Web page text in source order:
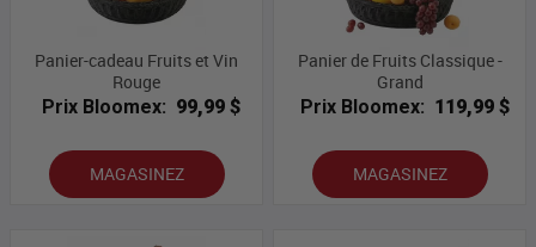
Panier-cadeau Fruits et Vin
Rouge
Prix Bloomex: 99,99 $
MAGASINEZ
Panier de Fruits Classique -
Grand
Prix Bloomex: 119,99 $
MAGASINEZ